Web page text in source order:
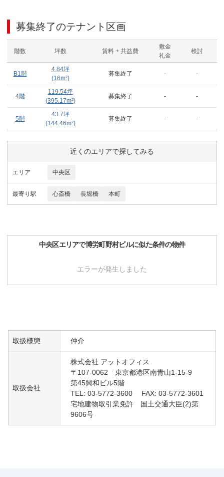
募集終了のテナント区画
階数 坪数 賃料 + 共益費
敷金
礼金
検討
B1階
4.84坪
(16m²)
募集終了 - -
4階
119.54坪
(395.17m²)
募集終了 - -
5階
43.7坪
(144.46m²)
募集終了 - -
近くのエリアで探してみる
エリア 中央区
最寄り駅 心斎橋 長堀橋 本町
中央区エリアで博労町野村ビルに似た条件の物件
エラーが発生しました
取扱様態 仲介
取扱会社
株式会社 アットオフィス
〒107-0062 東京都港区南青山1-15-9
第45興和ビル5階
TEL: 03-5772-3600 FAX: 03-5772-3601
宅地建物取引業免許 国土交通大臣(2)第
9606号